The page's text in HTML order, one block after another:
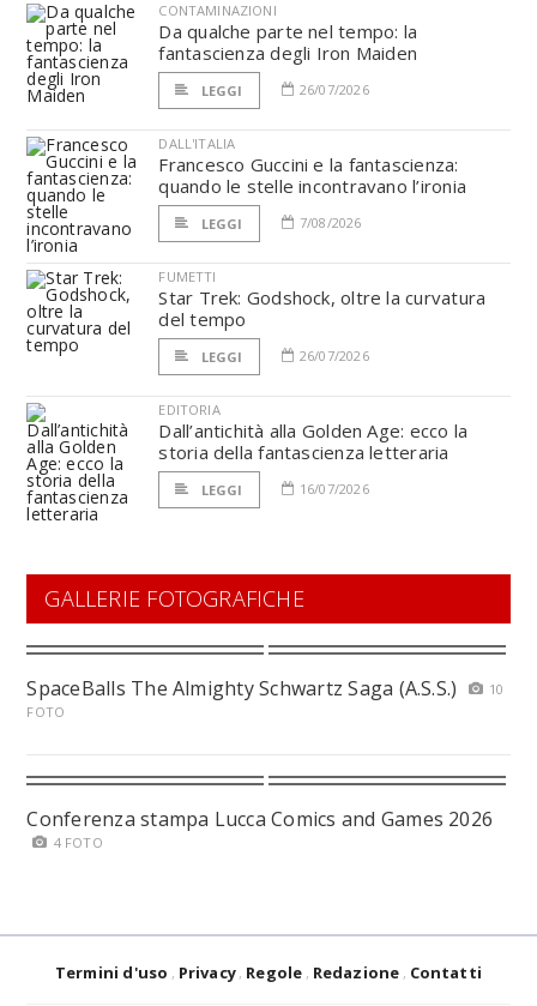
CONTAMINAZIONI
Da qualche parte nel tempo: la
fantascienza degli Iron Maiden
LEGGI 26/07/2026
DALL'ITALIA
Francesco Guccini e la fantascienza:
quando le stelle incontravano l’ironia
LEGGI 7/08/2026
FUMETTI
Star Trek: Godshock, oltre la curvatura
del tempo
LEGGI 26/07/2026
EDITORIA
Dall’antichità alla Golden Age: ecco la
storia della fantascienza letteraria
LEGGI 16/07/2026
GALLERIE FOTOGRAFICHE
SpaceBalls The Almighty Schwartz Saga (A.S.S.)
10
FOTO
Conferenza stampa Lucca Comics and Games 2026
4 FOTO
Termini d'uso Privacy Regole Redazione Contatti